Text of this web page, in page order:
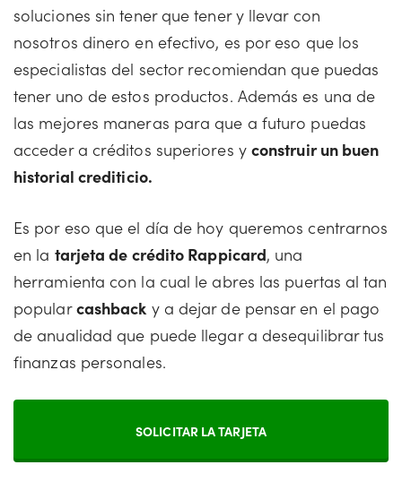
soluciones sin tener que tener y llevar con
nosotros dinero en efectivo, es por eso que los
especialistas del sector recomiendan que puedas
tener uno de estos productos. Además es una de
las mejores maneras para que a futuro puedas
acceder a créditos superiores y construir un buen
historial crediticio.
Es por eso que el día de hoy queremos centrarnos
en la tarjeta de crédito Rappicard, una
herramienta con la cual le abres las puertas al tan
popularcashback y a dejar de pensar en el pago
de anualidad que puede llegar a desequilibrar tus
finanzas personales.
SOLICITAR LA TARJETA